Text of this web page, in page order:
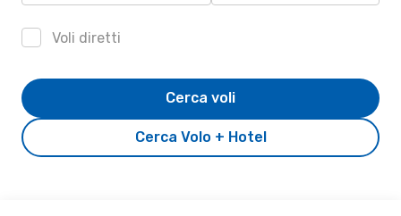
Voli diretti
Cerca Volo + Hotel
Cerca voli